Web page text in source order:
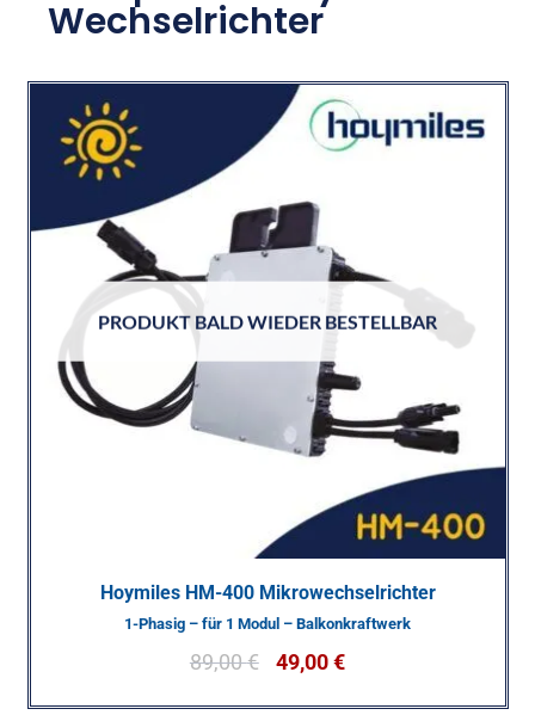
Wechselrichter
PRODUKT BALD WIEDER BESTELLBAR
Hoymiles HM-400 Mikrowechselrichter
1-Phasig – für 1 Modul – Balkonkraftwerk
89,00€ 49,00€